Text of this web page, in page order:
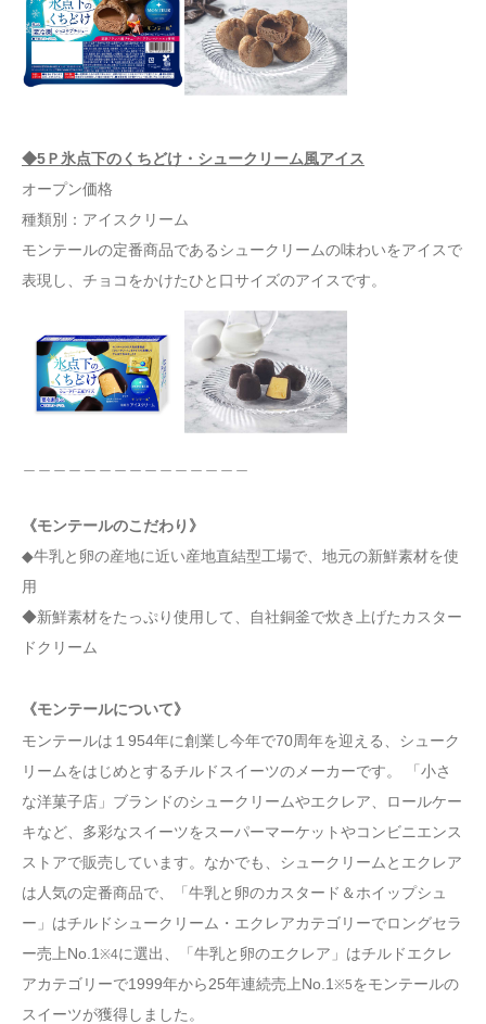
◆5Ｐ氷点下のくちどけ・シュークリーム風アイス
オープン価格
種類別：アイスクリーム
モンテールの定番商品であるシュークリームの味わいをアイスで
表現し、チョコをかけたひと口サイズのアイスです。
《モンテールのこだわり》
◆牛乳と卵の産地に近い産地直結型工場で、地元の新鮮素材を使
用
◆新鮮素材をたっぷり使用して、自社銅釜で炊き上げたカスター
ドクリーム
《モンテールについて》
モンテールは１954年に創業し今年で70周年を迎える、シューク
リームをはじめとするチルドスイーツのメーカーです。 「小さ
な洋菓子店」ブランドのシュークリームやエクレア、ロールケー
キなど、多彩なスイーツをスーパーマーケットやコンビニエンス
ストアで販売しています。なかでも、シュークリームとエクレア
は人気の定番商品で、「牛乳と卵のカスタード＆ホイップシュ
ー」はチルドシュークリーム・エクレアカテゴリーでロングセラ
ー売上No.1 ※4に選出、「牛乳と卵のエクレア」はチルドエクレ
アカテゴリーで1999年から25年連続売上No.1 ※5をモンテールの
スイーツが獲得しました。